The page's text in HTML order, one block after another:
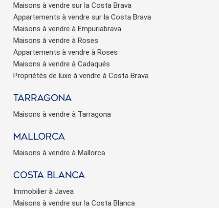
Maisons à vendre sur la Costa Brava
Appartements à vendre sur la Costa Brava
Maisons à vendre à Empuriabrava
Maisons à vendre à Roses
Appartements à vendre à Roses
Maisons à vendre à Cadaqués
Propriétés de luxe à vendre à Costa Brava
Tarragona
Maisons à vendre à Tarragona
Mallorca
Maisons à vendre à Mallorca
Costa Blanca
Immobilier à Javea
Maisons à vendre sur la Costa Blanca